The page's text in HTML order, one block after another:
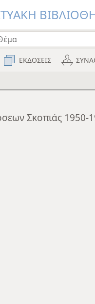
ΕΚΔΟΣΕΙΣ
Σκοπιάς 1950-